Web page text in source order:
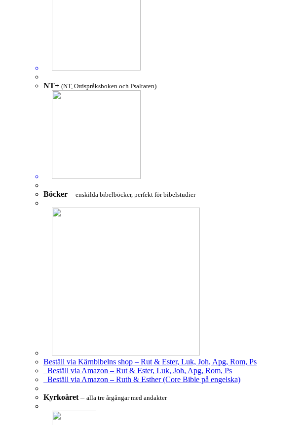
NT+ (NT, Ordspråksboken och Psaltaren)
Böcker – enskilda bibelböcker, perfekt för bibelstudier
Beställ via Kärnbibelns shop – Rut & Ester, Luk, Joh, Apg, Rom, Ps
Beställ via Amazon – Rut & Ester, Luk, Joh, Apg, Rom, Ps
Beställ via Amazon – Ruth & Esther (Core Bible på engelska)
Kyrkoåret – alla tre årgångar med andakter